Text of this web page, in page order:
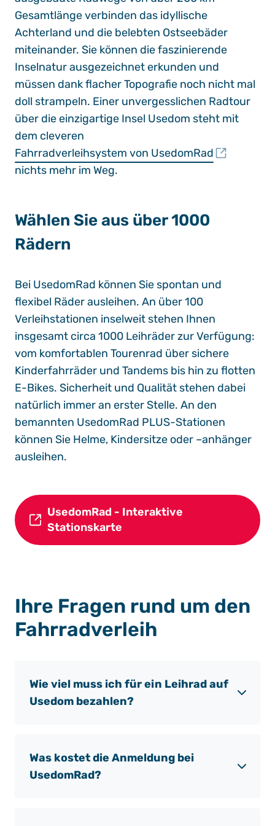
Gesamtlänge verbinden das idyllische
Achterland und die belebten Ostseebäder
miteinander. Sie können die faszinierende
Inselnatur ausgezeichnet erkunden und
müssen dank flacher Topografie noch nicht mal
doll strampeln. Einer unvergesslichen Radtour
über die einzigartige Insel Usedom steht mit
dem cleveren
Fahrradverleihsystem von UsedomRad
nichts mehr im Weg.
Wählen Sie aus über 1000
Rädern
Bei UsedomRad können Sie spontan und
flexibel Räder ausleihen. An über 100
Verleihstationen inselweit stehen Ihnen
insgesamt circa 1000 Leihräder zur Verfügung:
vom komfortablen Tourenrad über sichere
Kinderfahrräder und Tandems bis hin zu flotten
E-Bikes. Sicherheit und Qualität stehen dabei
natürlich immer an erster Stelle. An den
bemannten UsedomRad PLUS-Stationen
können Sie Helme, Kindersitze oder –anhänger
ausleihen.
UsedomRad - Interaktive
Stationskarte
Ihre Fragen rund um den
Fahrradverleih
Wie viel muss ich für ein Leihrad auf
Usedom bezahlen?
Was kostet die Anmeldung bei
UsedomRad?